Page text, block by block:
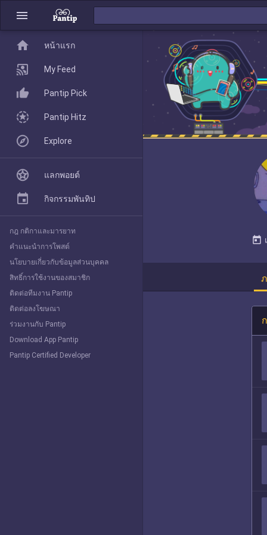
menu
today
home
Pantip Pick
Explore
home หน้าแรก
My Feed
Pantip Pick
Pantip Hitz
Explore
แลกพอยต์
กิจกรรมพันทิป
กฎ กติกาและมารยาท
คำแนะนำการโพสต์
นโยบายเกี่ยวกับข้อมูลส่วนบุคคล
สิทธิ์การใช้งานของสมาชิก
ติดต่อทีมงาน Pantip
ติดต่อลงโฆษณา
ร่วมงานกับ Pantip
Download App Pantip
Pantip Certified Developer